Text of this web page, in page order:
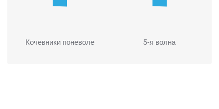
Кочевники поневоле 5-я волна